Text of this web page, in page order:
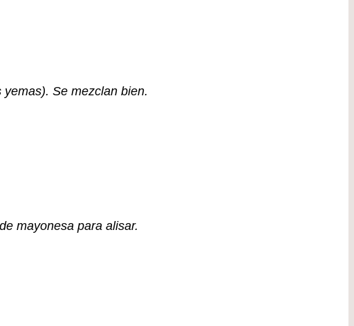
Se mezclan bien.
mayonesa para alisar.